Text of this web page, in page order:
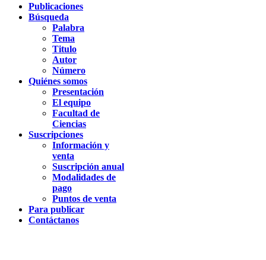
Publicaciones
Búsqueda
Palabra
Tema
Titulo
Autor
Número
Quiénes somos
Presentación
El equipo
Facultad de
Ciencias
Suscripciones
Información y
venta
Suscripción anual
Modalidades de
pago
Puntos de venta
Para publicar
Contáctanos